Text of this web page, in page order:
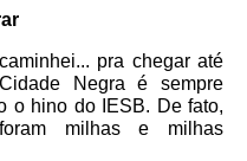
pra chegar até
Negra é sempre
o hino do IESB. De fato,
milhas e milhas